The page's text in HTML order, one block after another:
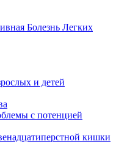
Болезнь Легких
и детей
с потенцией
кишки